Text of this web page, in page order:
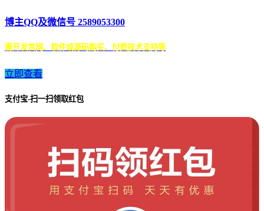
博主QQ及微信号 2589053300
需开发官网、软件或源码购买、付费技术支持等
立即查看
支付宝-扫一扫领取红包